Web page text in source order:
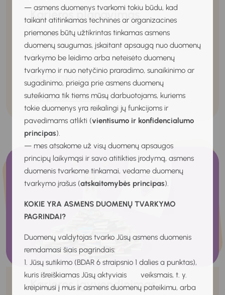
— asmens duomenys tvarkomi tokiu būdu, kad
taikant atitinkamas technines ar organizacines
priemones būtų užtikrintas tinkamas asmens
duomenų saugumas, įskaitant apsaugą nuo duomenų
tvarkymo be leidimo arba neteisėto duomenų
tvarkymo ir nuo netyčinio praradimo, sunaikinimo ar
sugadinimo, prieiga prie asmens duomenų
suteikiama tik tiems mūsų darbuotojams, kuriems
tokie duomenys yra reikalingi jų funkcijoms ir
pavedimams atlikti (vientisumo ir konfidencialumo
principas).
— mes atsakome už visų duomenų apsaugos
principų laikymąsi ir savo atitikties įrodymą, asmens
duomenis tvarkome tinkamai, vedame duomenų
tvarkymo įrašus (atskaitomybės principas).
KOKIE YRA ASMENS DUOMENŲ TVARKYMO
PAGRINDAI?
Duomenų valdytojas tvarko Jūsų asmens duomenis
remdamasi šiais pagrindais:
1. Jūsų sutikimo (BDAR 6 straipsnio 1 dalies a punktas),
kuris išreiškiamas Jūsų aktyviais veiksmais, t. y.
kreipimusi į mus ir asmens duomenų pateikimu, arba
Karjeros planavimas
TEMOS:
Aš svajoju
Kaip teisingai nuspręsti?
Kaip planuoti veiklas?
Karjeros įgyvendinimas